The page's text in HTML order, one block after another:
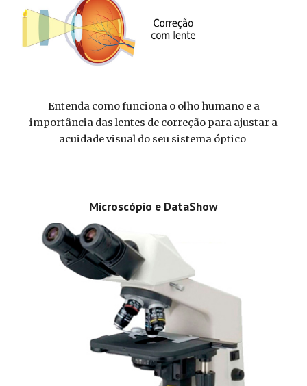
Entenda como funciona o olho humano e a
importância das lentes de correção para ajustar a
acuidade visual do seu sistema óptico
Microscópio e DataShow